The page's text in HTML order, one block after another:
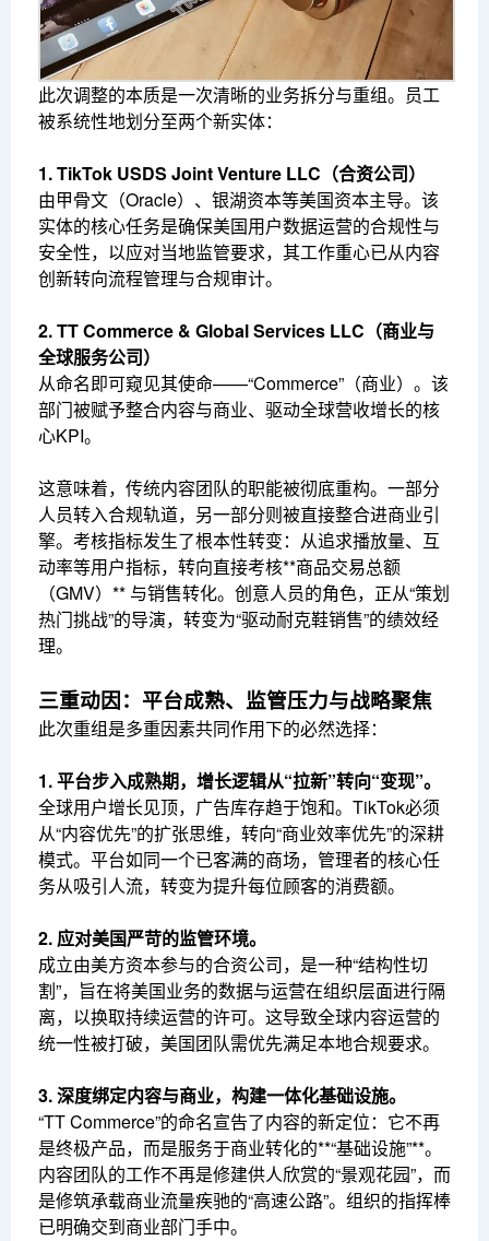
此次调整的本质是一次清晰的业务拆分与重组。员工
被系统性地划分至两个新实体：
1. TikTok USDS Joint Venture LLC（合资公司）
由甲骨文（Oracle）、银湖资本等美国资本主导。该
实体的核心任务是确保美国用户数据运营的合规性与
安全性，以应对当地监管要求，其工作重心已从内容
创新转向流程管理与合规审计。
2. TT Commerce & Global Services LLC（商业与
全球服务公司）
从命名即可窥见其使命——“Commerce”（商业）。该
部门被赋予整合内容与商业、驱动全球营收增长的核
心KPI。
这意味着，传统内容团队的职能被彻底重构。一部分
人员转入合规轨道，另一部分则被直接整合进商业引
擎。考核指标发生了根本性转变：从追求播放量、互
动率等用户指标，转向直接考核**商品交易总额
（GMV）** 与销售转化。创意人员的角色，正从“策划
热门挑战”的导演，转变为“驱动耐克鞋销售”的绩效经
理。
三重动因：平台成熟、监管压力与战略聚焦
此次重组是多重因素共同作用下的必然选择：
1. 平台步入成熟期，增长逻辑从“拉新”转向“变现”。
全球用户增长见顶，广告库存趋于饱和。TikTok必须
从“内容优先”的扩张思维，转向“商业效率优先”的深耕
模式。平台如同一个已客满的商场，管理者的核心任
务从吸引人流，转变为提升每位顾客的消费额。
2. 应对美国严苛的监管环境。
成立由美方资本参与的合资公司，是一种“结构性切
割”，旨在将美国业务的数据与运营在组织层面进行隔
离，以换取持续运营的许可。这导致全球内容运营的
统一性被打破，美国团队需优先满足本地合规要求。
3. 深度绑定内容与商业，构建一体化基础设施。
“TT Commerce”的命名宣告了内容的新定位：它不再
是终极产品，而是服务于商业转化的**“基础设施”**。
内容团队的工作不再是修建供人欣赏的“景观花园”，而
是修筑承载商业流量疾驰的“高速公路”。组织的指挥棒
已明确交到商业部门手中。